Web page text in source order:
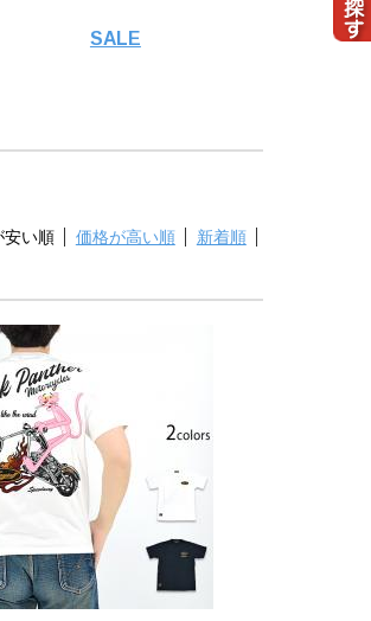
SALE
安い順 価格が高い順 新着順